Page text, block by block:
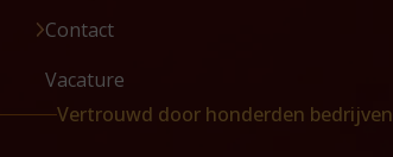
Contact
Vacature
Vertrouwd door honderden bedrijven